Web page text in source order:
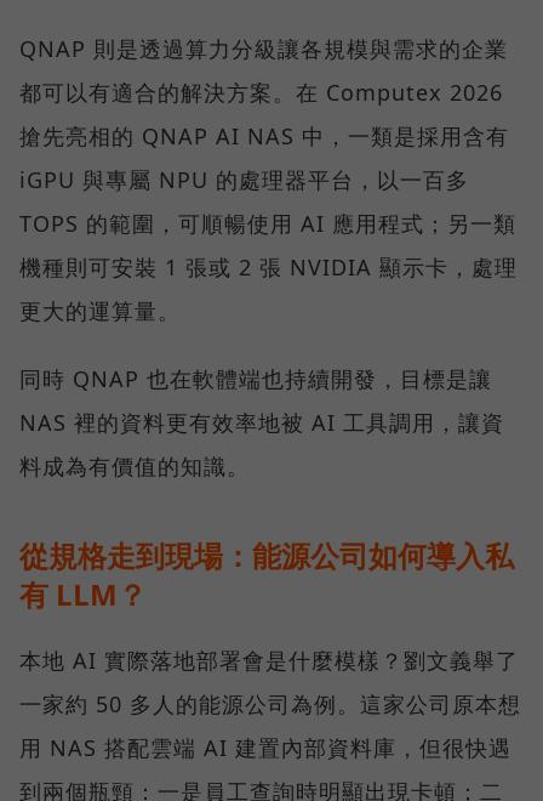
QNAP 則是透過算力分級讓各規模與需求的企業
都可以有適合的解決方案。在 Computex 2026
搶先亮相的 QNAP AI NAS 中，一類是採用含有
iGPU 與專屬 NPU 的處理器平台，以一百多
TOPS 的範圍，可順暢使用 AI 應用程式；另一類
機種則可安裝 1 張或 2 張 NVIDIA 顯示卡，處理
更大的運算量。
同時 QNAP 也在軟體端也持續開發，目標是讓
NAS 裡的資料更有效率地被 AI 工具調用，讓資
料成為有價值的知識。
從規格走到現場：能源公司如何導入私
有 LLM？
本地 AI 實際落地部署會是什麼模樣？劉文義舉了
一家約 50 多人的能源公司為例。這家公司原本想
用 NAS 搭配雲端 AI 建置內部資料庫，但很快遇
到兩個瓶頸：一是員工查詢時明顯出現卡頓；二